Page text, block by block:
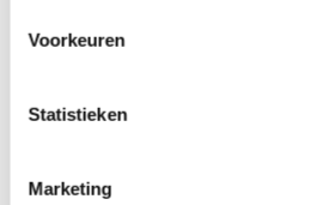
Voorkeuren
Statistieken
Marketing